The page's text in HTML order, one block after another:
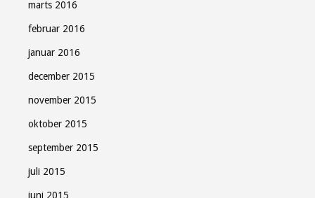
marts 2016
februar 2016
januar 2016
december 2015
november 2015
oktober 2015
september 2015
juli 2015
juni 2015